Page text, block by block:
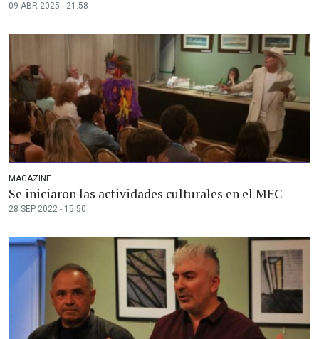
09 ABR 2025 - 21:58
MAGAZINE
Se iniciaron las actividades culturales en el MEC
28 SEP 2022 - 15:50